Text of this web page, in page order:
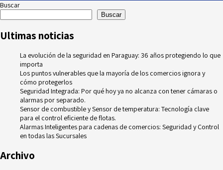
Buscar
Buscar
Ultimas noticias
La evolución de la seguridad en Paraguay: 36 años protegiendo lo que
importa
Los puntos vulnerables que la mayoría de los comercios ignora y
cómo protegerlos
Seguridad Integrada: Por qué hoy ya no alcanza con tener cámaras o
alarmas por separado.
Sensor de combustible y Sensor de temperatura: Tecnología clave
para el control eficiente de flotas.
Alarmas Inteligentes para cadenas de comercios: Seguridad y Control
en todas las Sucursales
Archivo